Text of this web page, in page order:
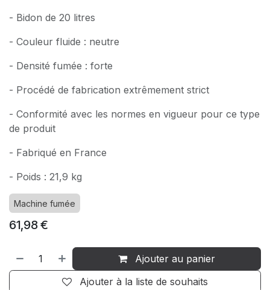
- Bidon de 20 litres
- Couleur fluide : neutre
- Densité fumée : forte
- Procédé de fabrication extrêmement strict
- Conformité avec les normes en vigueur pour ce type
de produit
- Fabriqué en France
- Poids : 21,9 kg
Machine fumée
61,98€
Ajouter au panier
Ajouter à la liste de souhaits